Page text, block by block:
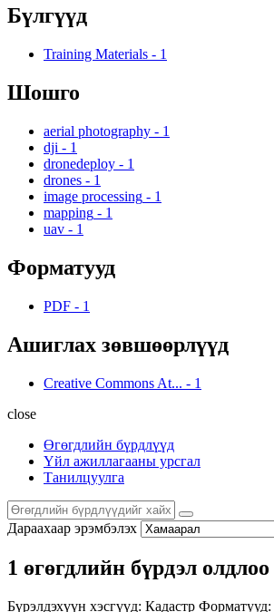
Бүлгүүд
Training Materials - 1
Шошго
aerial photography - 1
dji - 1
dronedeploy - 1
drones - 1
image processing - 1
mapping - 1
uav - 1
Форматууд
PDF - 1
Ашиглах зөвшөөрлүүд
Creative Commons At... - 1
close
Өгөгдлийн бүрдлүүд
Үйл ажиллагааны урсгал
Танилцуулга
Дараахаар эрэмбэлэх
1 өгөгдлийн бүрдэл олдлоо
Бүрэлдэхүүн хэсгүүд: Кадастр Форматууд: